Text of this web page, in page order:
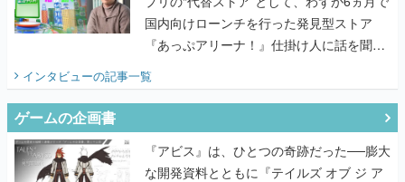
国内向けローンチを行った発見型ストア
『あっぷアリーナ！』仕掛け人に話を聞い
インタビューの記事一覧
ゲームの企画書
『アビス』は、ひとつの奇跡だった──膨大
な開発資料とともに『テイルズ オブ ジ ア